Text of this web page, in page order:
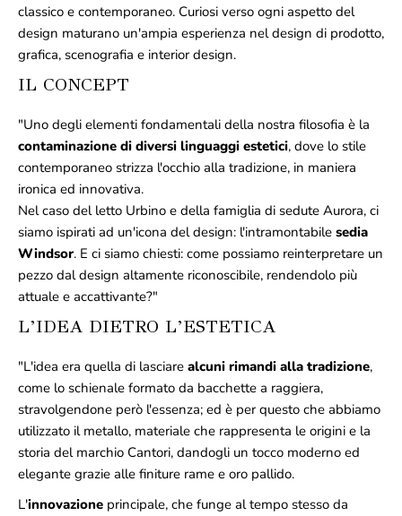
classico e contemporaneo. Curiosi verso ogni aspetto del
design maturano un'ampia esperienza nel design di prodotto,
grafica, scenografia e interior design.
IL CONCEPT
"Uno degli elementi fondamentali della nostra filosofia è la
contaminazione di diversi linguaggi estetici, dove lo stile
contemporaneo strizza l'occhio alla tradizione, in maniera
ironica ed innovativa.
Nel caso del letto Urbino e della famiglia di sedute Aurora, ci
siamo ispirati ad un'icona del design: l'intramontabile sedia
Windsor. E ci siamo chiesti: come possiamo reinterpretare un
pezzo dal design altamente riconoscibile, rendendolo più
attuale e accattivante?"
L’IDEA DIETRO L’ESTETICA
"L'idea era quella di lasciare alcuni rimandi alla tradizione,
come lo schienale formato da bacchette a raggiera,
stravolgendone però l'essenza; ed è per questo che abbiamo
utilizzato il metallo, materiale che rappresenta le origini e la
storia del marchio Cantori, dandogli un tocco moderno ed
elegante grazie alle finiture rame e oro pallido.
L'innovazione principale, che funge al tempo stesso da